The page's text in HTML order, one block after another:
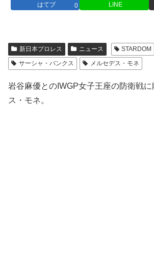
はてブ 0 LINE
新日本プロレス ニュース
STARDOM
サーシャ・バンクス
メルセデス・モネ
岩谷麻優とのIWGP女子王座の防衛戦
ス・モネ。